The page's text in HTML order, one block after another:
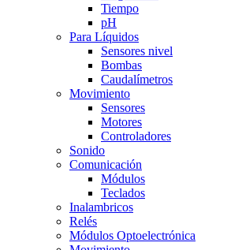
Tiempo
pH
Para Líquidos
Sensores nivel
Bombas
Caudalímetros
Movimiento
Sensores
Motores
Controladores
Sonido
Comunicación
Módulos
Teclados
Inalambricos
Relés
Módulos Optoelectrónica